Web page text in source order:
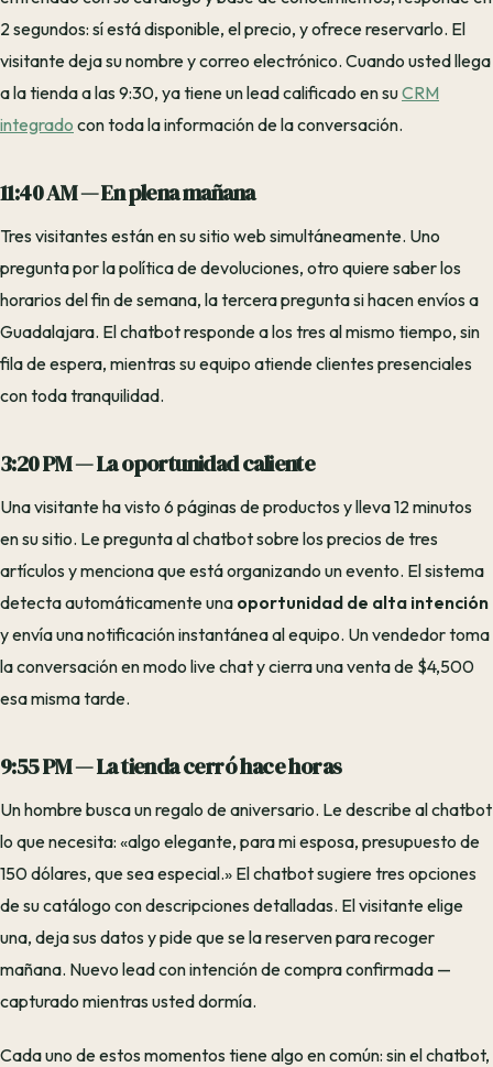
2 segundos: sí está disponible, el precio, y ofrece reservarlo. El
visitante deja su nombre y correo electrónico. Cuando usted llega
a la tienda a las 9:30, ya tiene un lead calificado en suCRM
integrado con toda la información de la conversación.
11:40 AM — En plena mañana
Tres visitantes están en su sitio web simultáneamente. Uno
pregunta por la política de devoluciones, otro quiere saber los
horarios del fin de semana, la tercera pregunta si hacen envíos a
Guadalajara. El chatbot responde a los tres al mismo tiempo, sin
fila de espera, mientras su equipo atiende clientes presenciales
con toda tranquilidad.
3:20 PM — La oportunidad caliente
Una visitante ha visto 6 páginas de productos y lleva 12 minutos
en su sitio. Le pregunta al chatbot sobre los precios de tres
artículos y menciona que está organizando un evento. El sistema
detecta automáticamente una oportunidad de alta intención
y envía una notificación instantánea al equipo. Un vendedor toma
la conversación en modo live chat y cierra una venta de $4,500
esa misma tarde.
9:55 PM — La tienda cerró hace horas
Un hombre busca un regalo de aniversario. Le describe al chatbot
lo que necesita: «algo elegante, para mi esposa, presupuesto de
150 dólares, que sea especial.» El chatbot sugiere tres opciones
de su catálogo con descripciones detalladas. El visitante elige
una, deja sus datos y pide que se la reserven para recoger
mañana. Nuevo lead con intención de compra confirmada —
capturado mientras usted dormía.
Cada uno de estos momentos tiene algo en común: sin el chatbot,